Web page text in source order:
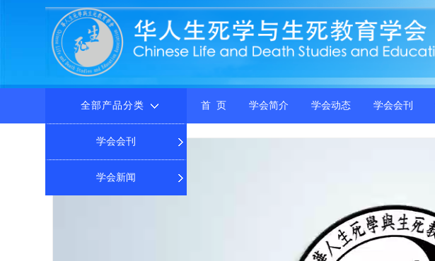
全部产品分类
学会会刊
学会新闻
首 页 学会简介 学会动态 学会会刊